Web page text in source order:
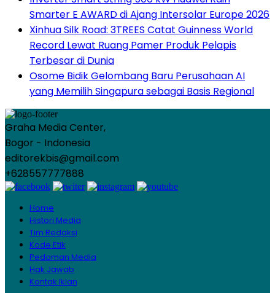
Smarter E AWARD di Ajang Intersolar Europe 2026
Xinhua Silk Road: 3TREES Catat Guinness World
Record Lewat Ruang Pamer Produk Pelapis
Terbesar di Dunia
Osome Bidik Gelombang Baru Perusahaan AI
yang Memilih Singapura sebagai Basis Regional
Graha Media Center,
Bogor - Indonesia
editorekbis@gmail.com
+628557777888
Home
Histori Media
Tim Redaksi
Kode Etik
Pedoman Media
Hak Jawab
Kontak Iklan